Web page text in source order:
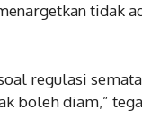
tidak
regulasi
boleh diam,”